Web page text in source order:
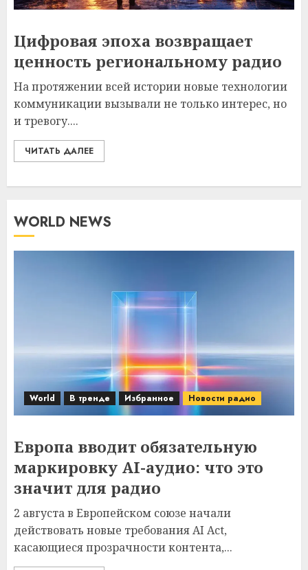
Цифровая эпоха возвращает
ценность региональному радио
На протяжении всей истории новые технологии
коммуникации вызывали не только интерес, но
и тревогу....
ЧИТАТЬ ДАЛЕЕ
WORLD NEWS
World В тренде Избранное Новости радио
Европа вводит обязательную
маркировку AI-аудио: что это
значит для радио
2 августа в Европейском союзе начали
действовать новые требования AI Act,
касающиеся прозрачности контента,...